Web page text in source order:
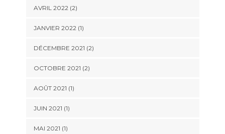
AVRIL 2022(2)
JANVIER 2022(1)
DÉCEMBRE 2021 (2)
OCTOBRE 2021 (2)
AOÛT 2021 (1)
JUIN 2021 (1)
MAI 2021 (1)